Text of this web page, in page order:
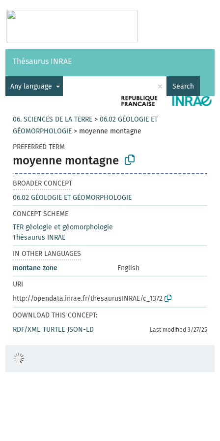
Vocabularies API
Thésaurus INRAE
Any language × Search
06. SCIENCES DE LA TERRE >06.02 GÉOLOGIE ET
GÉOMORPHOLOGIE > moyenne montagne
PREFERRED TERM
moyenne montagne
BROADER CONCEPT
06.02 GÉOLOGIE ET GÉOMORPHOLOGIE
CONCEPT SCHEME
TER géologie et géomorphologie
Thésaurus INRAE
IN OTHER LANGUAGES
montane zone
English
URI
http://opendata.inrae.fr/thesaurusINRAE/c_1372
DOWNLOAD THIS CONCEPT:
RDF/XML TURTLE JSON-LD Last modified 3/27/25